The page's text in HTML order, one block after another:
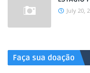
July 20,
Faça sua doação